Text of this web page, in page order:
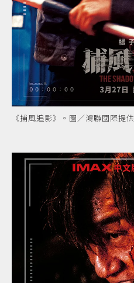
《捕風追影》。圖／鴻聯國際提供